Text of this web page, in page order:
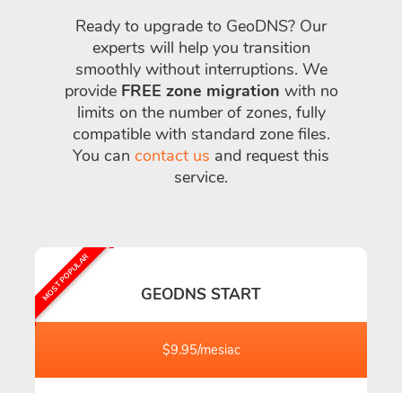
Ready to upgrade to GeoDNS? Our
experts will help you transition
smoothly without interruptions. We
provide FREE zone migration with no
limits on the number of zones, fully
compatible with standard zone files.
You can contact us and request this
service.
MOST POPULAR GEODNS START
$9.95/mesiac